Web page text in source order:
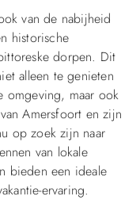
van de nabijheid
historische
dorpen. Dit
alleen te genieten
omgeving, maar ook
Amersfoort en zijn
op zoek zijn naar
van lokale
bieden een ideale
ervaring.